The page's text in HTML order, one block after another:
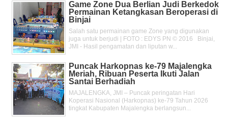
Game Zone Dua Berlian Judi Berkedok
Permainan Ketangkasan Beroperasi di
Binjai
Salah satu permainan game Zone yang digunakan
juga untuk berjudi | FOTO : EDYS PN © 2016 Binjai,
JMI - Hasil pengamatan dan liputan w...
Puncak Harkopnas ke-79 Majalengka
Meriah, Ribuan Peserta Ikuti Jalan
Santai Berhadiah
MAJALENGKA, JMI – Puncak peringatan Hari
Koperasi Nasional (Harkopnas) ke-79 Tahun 2026
tingkat Kabupaten Majalengka berlangsun...